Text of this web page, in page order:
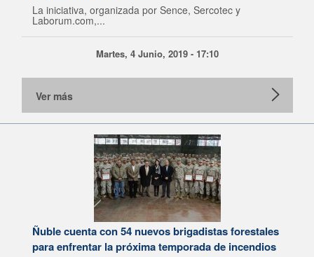
La iniciativa, organizada por Sence, Sercotec y
Laborum.com,...
Martes, 4 Junio, 2019 - 17:10
Ver más
Ñuble cuenta con 54 nuevos brigadistas forestales
para enfrentar la próxima temporada de incendios